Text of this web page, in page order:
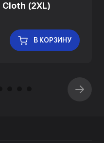
Cloth (2XL)
В КОРЗИНУ